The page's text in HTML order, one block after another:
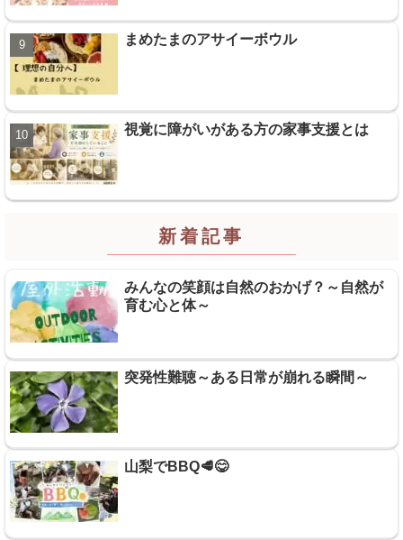
まめたまのアサイーボウル
視覚に障がいがある方の家事支援とは
新着記事
みんなの笑顔は自然のおかげ？～自然が
育む心と体～
突発性難聴～ある日常が崩れる瞬間～
山梨でBBQ🥩😋